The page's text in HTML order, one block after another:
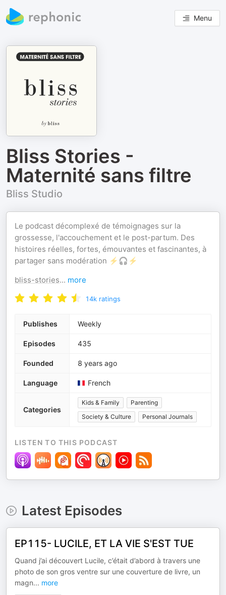
Menu
Bliss Stories -
Maternité sans filtre
Bliss Studio
Le podcast décomplexé de témoignages sur la
grossesse, l'accouchement et le post-partum. Des
histoires réelles, fortes, émouvantes et fascinantes, à
partager sans modération ⚡🎧⚡
bliss-stories... more
14k ratings
Publishes Weekly
Episodes 435
Founded 8 years ago
Language French
Categories
Kids & Family
Parenting
Society & Culture
Personal Journals
LISTEN TO THIS PODCAST
Latest Episodes
EP115- LUCILE, ET LA VIE S'EST TUE
Quand j’ai découvert Lucile, c’était d’abord à travers une
photo de son gros ventre sur une couverture de livre, un
magn... more